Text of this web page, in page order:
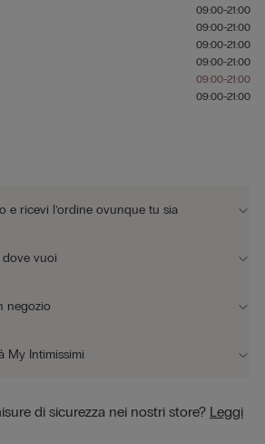
09:00-21:00
09:00-21:00
09:00-21:00
09:00-21:00
09:00-21:00
09:00-21:00
e ricevi l’ordine ovunque tu sia
vuoi
negozio
My Intimissimi
di sicurezza nei nostri store? Leggi